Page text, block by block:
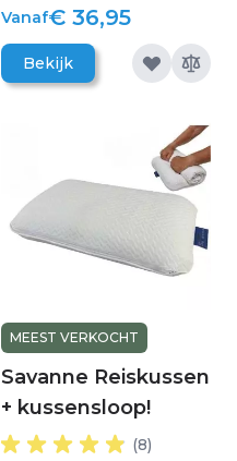
Vanaf€ 36,95
Bekijk
MEEST VERKOCHT
Savanne Reiskussen
+ kussensloop!
(8)